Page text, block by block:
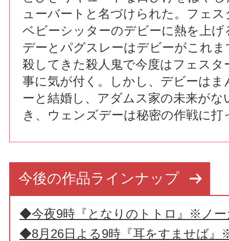
ューバートと名づけられた。フェ
ベビーシッターのデビーに熱を上
デーとパグスレーはデビーがこれ
殺してきた殺人鬼で今度はフェスタ
事に気が付く。しかし、デビーは
ーと結婚し、アダムス家の未来がな
き、ウェンズデーは秘密の作戦に
今後の作品ラインナップ
◆今夜9時『となりのトトロ』※ノー
◆8月26日よる9時『耳をすませば』